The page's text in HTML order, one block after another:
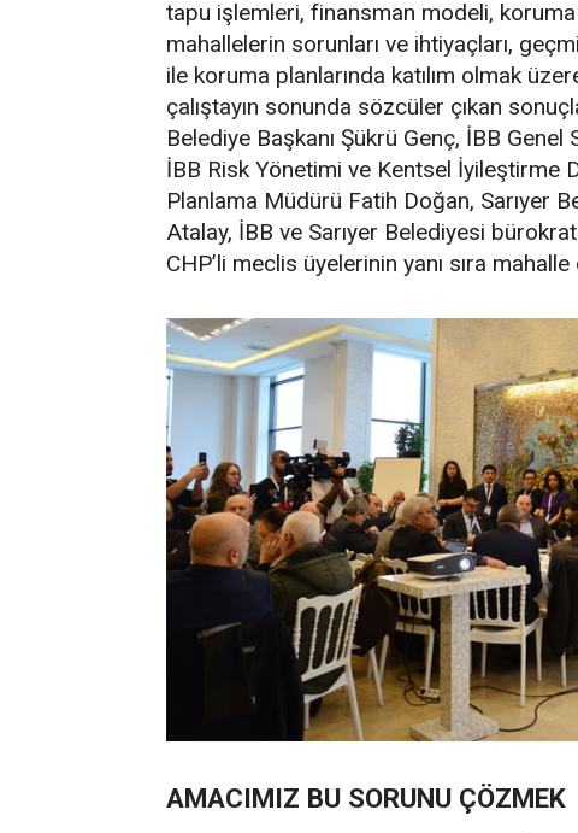
tapu işlemleri, finansman modeli, koruma
mahallelerin sorunları ve ihtiyaçları,
ile koruma planlarında katılım olmak
çalıştayın sonunda sözcüler çıkan
Belediye Başkanı Şükrü Genç, İBB Genel
İBB Risk Yönetimi ve Kentsel İyileştirme
Planlama Müdürü Fatih Doğan, Sarıyer
Atalay, İBB ve Sarıyer Belediyesi
CHP’li meclis üyelerinin yanı sıra
AMACIMIZ BU SORUNU ÇÖZMEK